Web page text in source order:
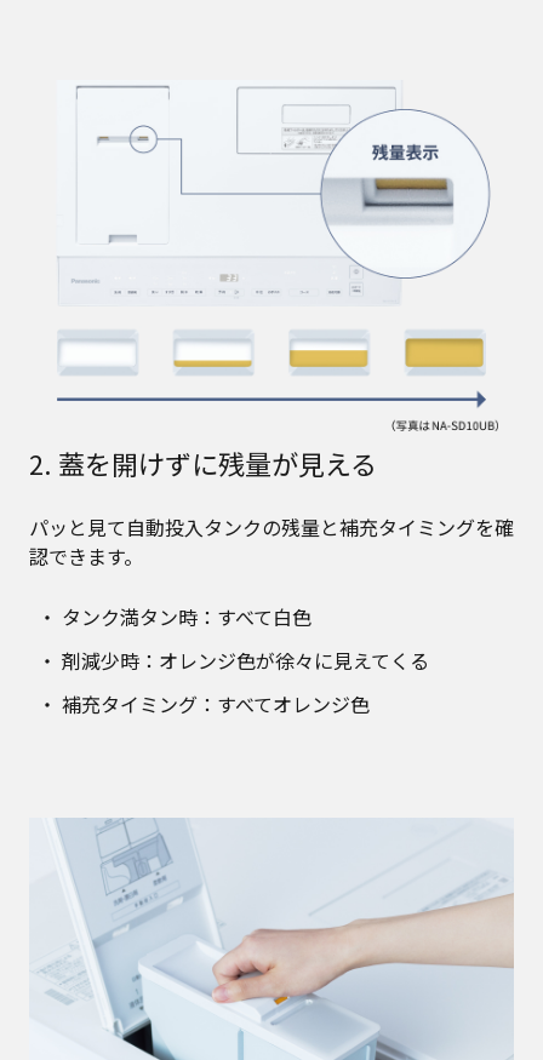
2. 蓋を開けずに残量が見える
パッと見て自動投入タンクの残量と補充タイミングを確
認できます。
タンク満タン時：すべて白色
剤減少時：オレンジ色が徐々に見えてくる
補充タイミング：すべてオレンジ色